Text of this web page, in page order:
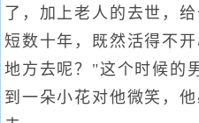
了，加上老人的去世，
短数十年，既然活得不
地方去呢？"这个时候的
到一朵小花对他微笑，